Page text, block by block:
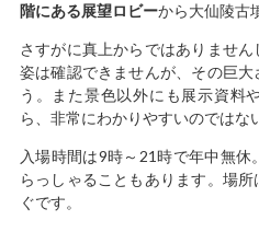
階にある展望ロビーから大仙陵古
さすがに真上からではありませ
姿は確認できませんが、その巨
う。また景色以外にも展示資料
ら、非常にわかりやすいのではな
入場時間は9時～21時で年中無
らっしゃることもあります。場所
ぐです。